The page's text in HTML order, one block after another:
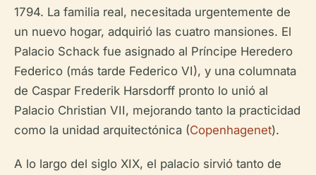
1794. La familia real, necesitada urgentemente de
un nuevo hogar, adquirió las cuatro mansiones. El
Palacio Schack fue asignado al Príncipe Heredero
Federico (más tarde Federico VI), y una columnata
de Caspar Frederik Harsdorff pronto lo unió al
Palacio Christian VII, mejorando tanto la practicidad
como la unidad arquitectónica (Copenhagenet).
A lo largo del siglo XIX, el palacio sirvió tanto de